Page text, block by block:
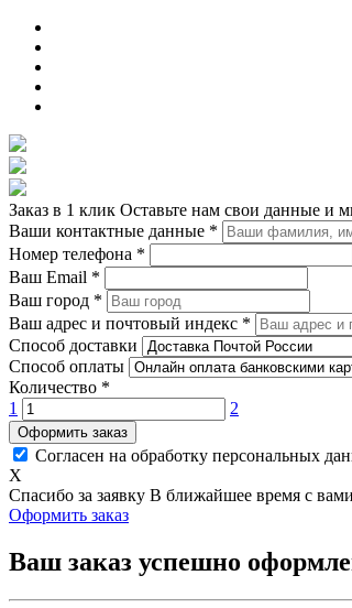
Заказ в 1 клик Оставьте нам свои данные и
Ваши контактные данные *
Номер телефона *
Ваш Email *
Ваш город *
Ваш адрес и почтовый индекс *
Способ доставки
Способ оплаты
Количество *
1
2
Оформить заказ
Согласен на обработку персональных
X
Спасибо за заявку В ближайшее время с
Оформить заказ
Ваш заказ успешно